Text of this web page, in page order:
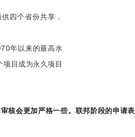
四个省份共享，
年以来的最高水
目成为永久项目
核会更加严格一些。联邦阶段的申请表